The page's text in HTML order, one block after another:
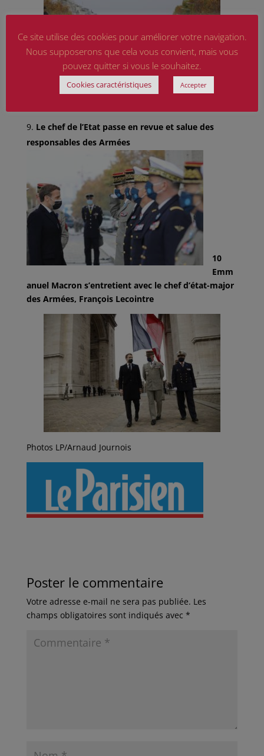
Le chef de l’Etat passe en revue et salue des
responsables des Armées
10
Emm
anuel Macron s’entretient avec le chef d’état-major
des Armées, François Lecointre
Photos LP/Arnaud Journois
Poster le commentaire
Votre adresse e-mail ne sera pas publiée. Les
champs obligatoires sont indiqués avec *
Ce site utilise des cookies pour améliorer votre navigation.
Nous supposerons que cela vous convient, mais vous
pouvez quitter si vous le souhaitez.
Cookies caractéristiques Accepter